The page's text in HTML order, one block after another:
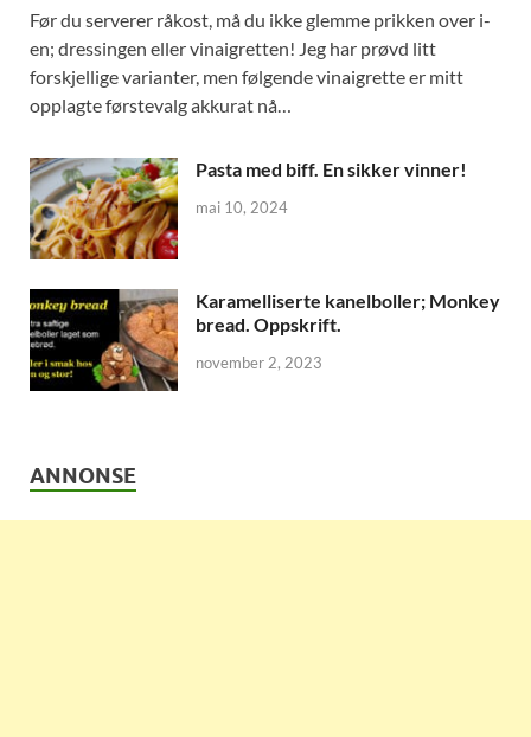
Før du serverer råkost, må du ikke glemme prikken over i-
en; dressingen eller vinaigretten! Jeg har prøvd litt
forskjellige varianter, men følgende vinaigrette er mitt
opplagte førstevalg akkurat nå…
Pasta med biff. En sikker vinner!
mai 10, 2024
Karamelliserte kanelboller; Monkey
bread. Oppskrift.
november 2, 2023
ANNONSE